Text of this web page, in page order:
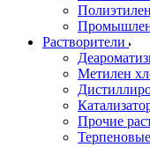
Растворители
Метилен
Прочие